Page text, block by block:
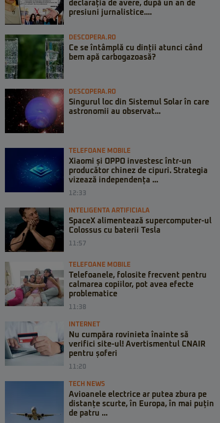
declarația de avere, după un an de
presiuni jurnalistice....
DESCOPERA.RO
Ce se întâmplă cu dinții atunci când
bem apă carbogazoasă?
DESCOPERA.RO
Singurul loc din Sistemul Solar în care
astronomii au observat...
TELEFOANE MOBILE
Xiaomi și OPPO investesc într-un
producător chinez de cipuri. Strategia
vizează independența ...
12:33
INTELIGENTA ARTIFICIALA
SpaceX alimentează supercomputer-ul
Colossus cu baterii Tesla
11:57
TELEFOANE MOBILE
Telefoanele, folosite frecvent pentru
calmarea copiilor, pot avea efecte
problematice
11:38
INTERNET
Nu cumpăra rovinieta înainte să
verifici site-ul! Avertismentul CNAIR
pentru șoferi
11:20
TECH NEWS
Avioanele electrice ar putea zbura pe
distanțe scurte, în Europa, în mai puțin
de patru ...